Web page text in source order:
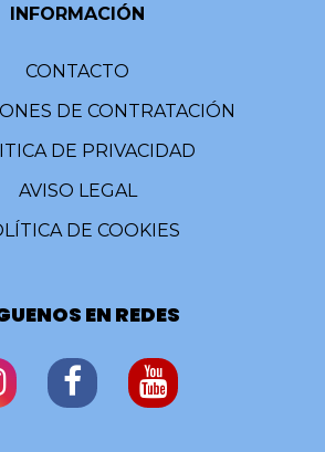
INFORMACIÓN
CONTACTO
DE CONTRATACIÓN
DE PRIVACIDAD
AVISO LEGAL
DE COOKIES
EN REDES